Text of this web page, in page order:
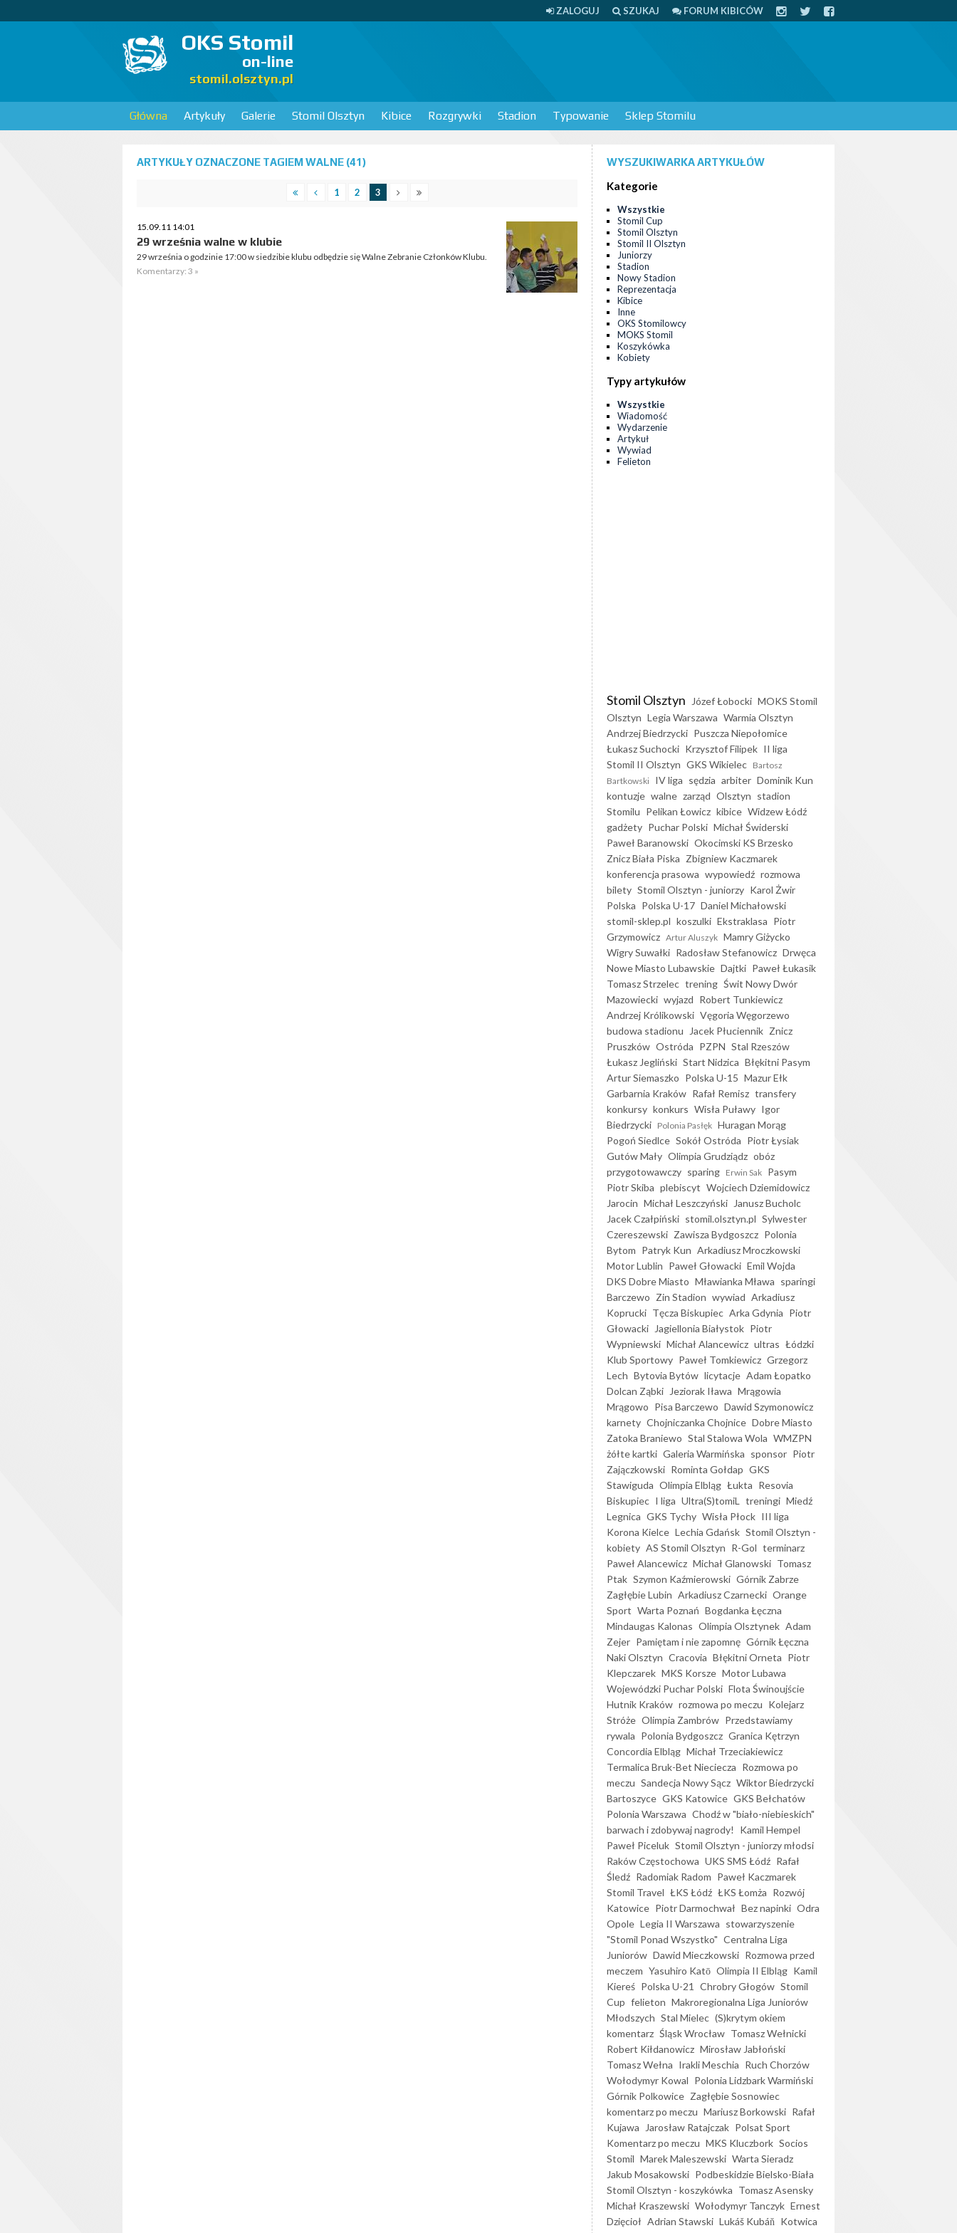
ZALOGUJ SZUKAJ FORUM KIBICÓW
OKS Stomil
on-line
stomil.olsztyn.pl
Główna Artykuły Galerie Stomil Olsztyn Kibice Rozgrywki Stadion Typowanie Sklep Stomilu
ARTYKUŁY OZNACZONE TAGIEM WALNE (41)
1 2 3
15.09.11 14:01
29 września walne w klubie
29 września o godzinie 17:00 w siedzibie klubu odbędzie się Walne Zebranie Członków Klubu.
Komentarzy: 3 »
WYSZUKIWARKA ARTYKUŁÓW
Kategorie
Wszystkie
Stomil Cup
Stomil Olsztyn
Stomil II Olsztyn
Juniorzy
Stadion
Nowy Stadion
Reprezentacja
Kibice
Inne
OKS Stomilowcy
MOKS Stomil
Koszykówka
Kobiety
Typy artykułów
Wszystkie
Wiadomość
Wydarzenie
Artykuł
Wywiad
Felieton
Stomil Olsztyn Józef Łobocki MOKS Stomil
Olsztyn Legia Warszawa Warmia Olsztyn
Andrzej Biedrzycki Puszcza Niepołomice
Łukasz Suchocki Krzysztof Filipek II liga
Stomil II Olsztyn GKS Wikielec Bartosz
Bartkowski IV liga sędzia arbiter Dominik Kun
kontuzje walne zarząd Olsztyn stadion
Stomilu Pelikan Łowicz kibice Widzew Łódź
gadżety Puchar Polski Michał Świderski
Paweł Baranowski Okocimski KS Brzesko
Znicz Biała Piska Zbigniew Kaczmarek
konferencja prasowa wypowiedź rozmowa
bilety Stomil Olsztyn - juniorzy Karol Żwir
Polska Polska U-17 Daniel Michałowski
stomil-sklep.pl koszulki Ekstraklasa Piotr
Grzymowicz Artur Aluszyk Mamry Giżycko
Wigry Suwałki Radosław Stefanowicz Drwęca
Nowe Miasto Lubawskie Dajtki Paweł Łukasik
Tomasz Strzelec trening Świt Nowy Dwór
Mazowiecki wyjazd Robert Tunkiewicz
Andrzej Królikowski Vęgoria Węgorzewo
budowa stadionu
Jacek Płuciennik Znicz
Pruszków Ostróda PZPN Stal Rzeszów
Łukasz Jegliński Start Nidzica Błękitni Pasym
Artur Siemaszko Polska U-15 Mazur Ełk
Garbarnia Kraków Rafał Remisz transfery
konkursy konkurs Wisła Puławy Igor
Biedrzycki Polonia Pasłęk Huragan Morąg
Pogoń Siedlce Sokół Ostróda Piotr Łysiak
Gutów Mały Olimpia Grudziądz obóz
przygotowawczy sparing Erwin Sak Pasym
Piotr Skiba plebiscyt Wojciech Dziemidowicz
Jarocin Michał Leszczyński
Janusz Bucholc
Jacek Czałpiński stomil.olsztyn.pl Sylwester
Czereszewski Zawisza Bydgoszcz Polonia
Bytom Patryk Kun Arkadiusz Mroczkowski
Motor Lublin Paweł Głowacki Emil Wojda
DKS Dobre Miasto Mławianka Mława sparingi
Barczewo Zin Stadion wywiad Arkadiusz
Koprucki Tęcza Biskupiec Arka Gdynia Piotr
Głowacki
Jagiellonia Białystok Piotr
Wypniewski Michał Alancewicz ultras Łódzki
Klub Sportowy Paweł Tomkiewicz Grzegorz
Lech Bytovia Bytów licytacje Adam Łopatko
Dolcan Ząbki
Jeziorak Iława Mrągowia
Mrągowo Pisa Barczewo Dawid Szymonowicz
karnety Chojniczanka Chojnice Dobre Miasto
Zatoka Braniewo Stal Stalowa Wola WMZPN
żółte kartki Galeria Warmińska sponsor Piotr
Zajączkowski Rominta Gołdap GKS
Stawiguda Olimpia Elbląg Łukta Resovia
Biskupiec I liga Ultra(S)tomiL treningi Miedź
Legnica GKS Tychy Wisła Płock III liga
Korona Kielce Lechia Gdańsk Stomil Olsztyn -
kobiety AS Stomil Olsztyn R-Gol terminarz
Paweł Alancewicz Michał Glanowski Tomasz
Ptak Szymon Kaźmierowski Górnik Zabrze
Zagłębie Lubin Arkadiusz Czarnecki Orange
Sport Warta Poznań Bogdanka Łęczna
Mindaugas Kalonas Olimpia Olsztynek Adam
Zejer Pamiętam i nie zapomnę Górnik Łęczna
Naki Olsztyn Cracovia Błękitni Orneta Piotr
Klepczarek MKS Korsze Motor Lubawa
Wojewódzki Puchar Polski Flota Świnoujście
Hutnik Kraków rozmowa po meczu Kolejarz
Stróże Olimpia Zambrów Przedstawiamy
rywala Polonia Bydgoszcz Granica Kętrzyn
Concordia Elbląg Michał Trzeciakiewicz
Termalica Bruk-Bet Nieciecza Rozmowa po
meczu Sandecja Nowy Sącz Wiktor Biedrzycki
Bartoszyce GKS Katowice GKS Bełchatów
Polonia Warszawa Chodź w "biało-niebieskich"
barwach i zdobywaj nagrody!
Kamil Hempel
Paweł Piceluk Stomil Olsztyn - juniorzy młodsi
Raków Częstochowa UKS SMS Łódź Rafał
Śledź Radomiak Radom Paweł Kaczmarek
Stomil Travel ŁKS Łódź ŁKS Łomża Rozwój
Katowice Piotr Darmochwał Bez napinki Odra
Opole Legia II Warszawa stowarzyszenie
"Stomil Ponad Wszystko" Centralna Liga
Juniorów Dawid Mieczkowski Rozmowa przed
meczem Yasuhiro Katō Olimpia II Elbląg Kamil
Kiereś Polska U-21 Chrobry Głogów Stomil
Cup felieton Makroregionalna Liga Juniorów
Młodszych Stal Mielec (S)krytym okiem
komentarz Śląsk Wrocław Tomasz Wełnicki
Robert Kiłdanowicz Mirosław Jabłoński
Tomasz Wełna Irakli Meschia Ruch Chorzów
Wołodymyr Kowal Polonia Lidzbark Warmiński
Górnik Polkowice Zagłębie Sosnowiec
komentarz po meczu Mariusz Borkowski Rafał
Kujawa
Jarosław Ratajczak Polsat Sport
Komentarz po meczu MKS Kluczbork Socios
Stomil Marek Maleszewski Warta Sieradz
Jakub Mosakowski Podbeskidzie Bielsko-Biała
Stomil Olsztyn - koszykówka Tomasz Asensky
Michał Kraszewski Wołodymyr Tanczyk Ernest
Dzięcioł Adrian Stawski Lukáš Kubáň Kotwica